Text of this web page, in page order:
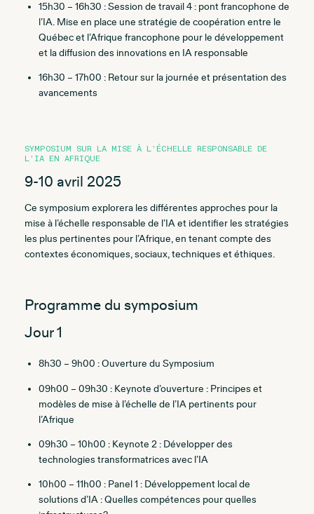
15h30 – 16h30 : Session de travail 4 : pont francophone de
l’IA. Mise en place une stratégie de coopération entre le
Québec et l’Afrique francophone pour le développement
et la diffusion des innovations en IA responsable
16h30 – 17h00 : Retour sur la journée et présentation des
avancements
SYMPOSIUM SUR LA MISE À L'ÉCHELLE RESPONSABLE DE
L'IA EN AFRIQUE
9-10 avril 2025
Ce symposium explorera les différentes approches pour la
mise à l’échelle responsable de l’IA et identifier les stratégies
les plus pertinentes pour l’Afrique, en tenant compte des
contextes économiques, sociaux, techniques et éthiques.
Programme du symposium
Jour 1
8h30 – 9h00 : Ouverture du Symposium
09h00 – 09h30 : Keynote d’ouverture : Principes et
modèles de mise à l’échelle de l’IA pertinents pour
l’Afrique
09h30 – 10h00 : Keynote 2 : Développer des
technologies transformatrices avec l’IA
10h00 – 11h00 : Panel 1 : Développement local de
solutions d’IA : Quelles compétences pour quelles